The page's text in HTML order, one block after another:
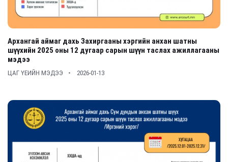
Архангай аймаг дахь Захиргааны хэргийн анхан шатны
шүүхийн 2025 оны 12 дугаар сарын шүүн таслах ажиллагааны
мэдээ
ЦАГ ҮЕИЙН МЭДЭЭ 2026-01-13